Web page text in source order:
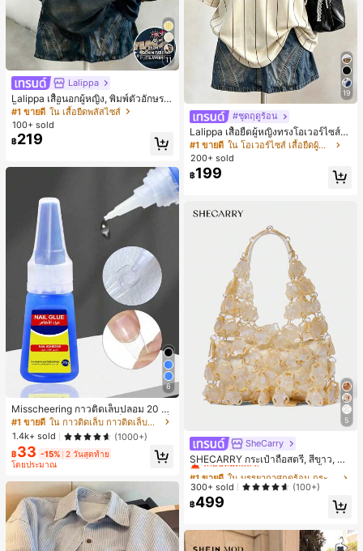
11
Lalippa
Lalippa เสื้อนอกผู้หญิง, พิมพ์ตัวอักษร, เ
สื้อยืดแขนสั้นฤดูร้อน, ลวดลาย, สีแอปริ
คอต, สีแดงเบอร์กันดี, พิมพ์ตัวอักษร, นั
กเรียน, กลางแจ้ง, สไตล์สตรีท, เสื้อยืดผู้
หญิงไซส์ใหญ่
#1 ขายดี ใน เสื้อยืดพลัสไซส์
100+ sold
฿219
6
Misscheering กาวติดเล็บปลอม 20 กรั
ม แรงยึดสูง เจลสติกเกอร์เล็บนุ่ม แห้งเร็
ว เหมาะสำหรับผู้เริ่มต้นทำเล็บ ติดทนน
าน
#1 ขายดี
ใน กาวติดเล็บ กาวติดเล็บและสารยึดติด
1.4k+ sold
(1000+)
฿33 -15% 2 วันสุดท้าย
โดยประมาณ
19
#ชุดฤดูร้อน
Lalippa เสื้อยืดผู้หญิงทรงโอเวอร์ไซส์ค
วามยาวกลาง คอกลม ไหล่ตก ลายพิมพ์
ตัวอักษรและลายทางแนวตั้ง สไตล์แฟชั่
นมินิมอล ของขวัญให้เพื่อน
#1 ขายดี
ใน โอเวอร์ไซส์ เสื้อยืดผู้หญิง
200+ sold
฿199
5
SheCarry
SHECARRY กระเป๋าถือสตรี, สีขาว, แฟ
ชั่น, สง่างาม, วันหยุด, งานปาร์ตี้
#1 ขายดี
เกือบหมดแล้ว!
#1 ขายดี
เกือบหมดแล้ว!
#1 ขายดี
เกือบหมดแล้ว!
#1 ขายดี
ใน บรรยากาศฤดูร้อน กระเป๋าหูหิ้วด้านบนผู้หญิง
300+ sold (100+)
฿499